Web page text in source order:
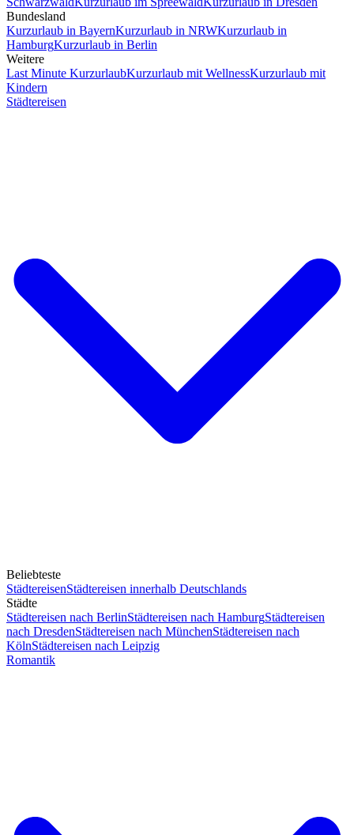
Bundesland
Kurzurlaub in BayernKurzurlaub in NRWKurzurlaub in
HamburgKurzurlaub in Berlin
Weitere
Last Minute KurzurlaubKurzurlaub mit WellnessKurzurlaub mit
Kindern
Städtereisen
Beliebteste
StädtereisenStädtereisen innerhalb Deutschlands
Städte
Städtereisen nach BerlinStädtereisen nach HamburgStädtereisen
nach DresdenStädtereisen nach MünchenStädtereisen nach
KölnStädtereisen nach Leipzig
Romantik